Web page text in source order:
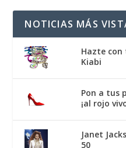
NOTICIAS MÁS
Hazte con
Kiabi
Pon a tus
¡al rojo
Janet
50